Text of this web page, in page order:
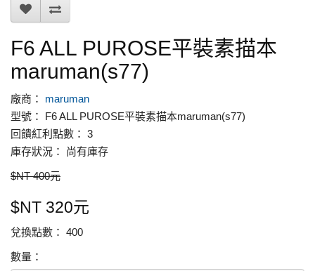
F6 ALL PUROSE平裝素描本
maruman(s77)
廠商： maruman
型號： F6 ALL PUROSE平裝素描本maruman(s77)
回饋紅利點數： 3
庫存狀況： 尚有庫存
$NT 400元
$NT 320元
兌換點數： 400
數量：